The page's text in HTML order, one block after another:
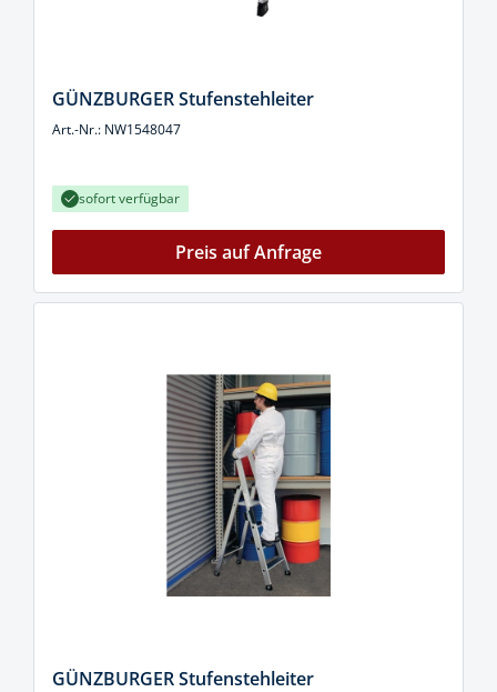
GÜNZBURGER Stufenstehleiter
Art.-Nr.: NW1548047
sofort verfügbar
Preis auf Anfrage
GÜNZBURGER Stufenstehleiter